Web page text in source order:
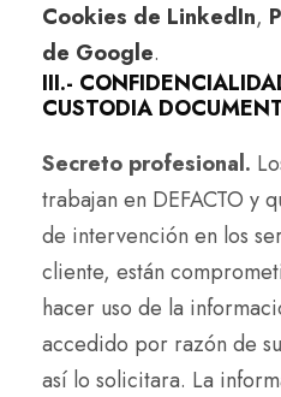
Cookies de LinkedIn,
de Google.
III.-
CUSTODIA
Secreto profesional.
trabajan en DEFACTO y
de intervención en los
cliente, están
hacer uso de la
accedido por razón de
así lo solicitara. La